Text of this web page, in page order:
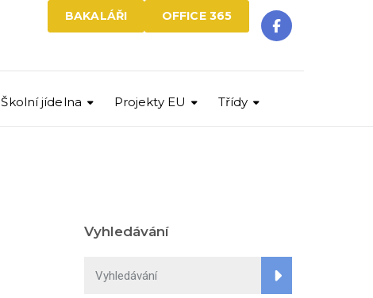
OFFICE 365
BAKALÁŘI
Školní jídelna Projekty EU Třídy
Vyhledávání